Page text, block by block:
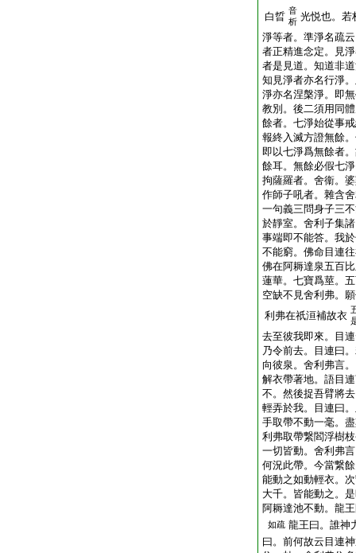
白晢 音
析 光悦也。若
淨等者。準淨名疏
者正精進念定。見
者是見道。知道非
知見淨者亦名行淨
淨亦名涅槃淨。即
教別。後二須用同
餘者。七淨始從事
報終入滅方證無餘
即以七淨爲無餘者
餘耳。無餘必假七
拘薩羅者。舍衞。
作師子吼者。雜含
一句義三問身子三
於靜室。舍利子集
事端即不能答。我
不能窮。佛命目連
佛在阿耨達泉五百
蓮華。七寶爲莖。
空缺不見舍利弗。
利弗在祇洹補故衣
去至彼我即來。目
乃令前去。目連曰
向彼泉。舍利弗言
解衣帶著地。語目
不。然後捉吾臂將
輕弄於我。目連曰
手取帶不動一毫。
利弗取帶繋閻浮樹
一切皆動。舍利弗
何況此帶。今當繋
能動之如動輕衣。
大千。皆能動之。
阿耨達池不動。龍
如疏 龍王曰。誰神
曰。前何故云目連